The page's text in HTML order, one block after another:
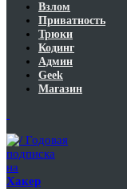
Взлом
Приватность
Трюки
Кодинг
Админ
Geek
Магазин
Годовая
подписка
на
Хакер